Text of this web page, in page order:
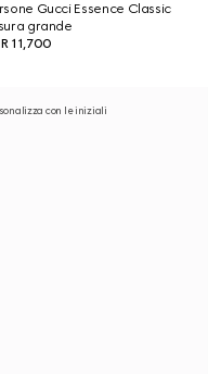
Gucci Essence Classic
grande
11,700
con le iniziali